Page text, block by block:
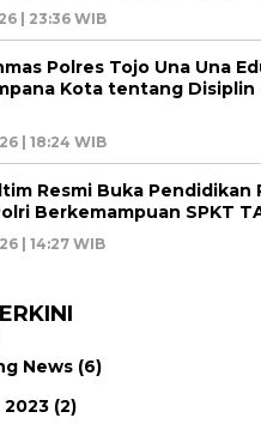
| 23:36 WIB
Polres Tojo Una Una
Kota tentang
| 18:24 WIB
Resmi Buka
Berkemampuan SPKT
| 14:27 WIB
News (6)
2023 (2)